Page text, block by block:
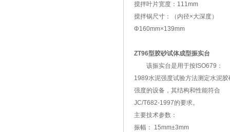
搅拌叶片宽度：111mm
搅拌锅尺寸：（内径×大深度）
Φ160mm×139mm
ZT96型胶砂试体成型振实台
该振实台是用于按ISO679：
1989水泥强度试验方法测定水泥胶
强度的设备，其结构和性能符合
JC/T682-1997的要求。
主要技术参数：
振幅： 15mm±3mm